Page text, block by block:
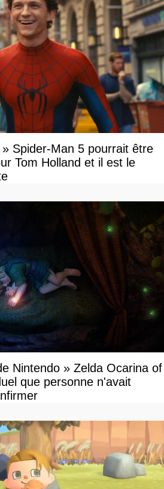
Spider-Man 5 pourrait être
Tom Holland et il est le
Nintendo » Zelda Ocarina of
que personne n'avait